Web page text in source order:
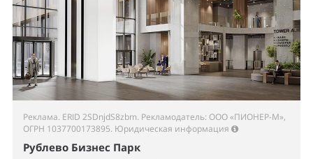
Реклама. ERID 2SDnjdS8zbm. Рекламодатель: ООО «ПИОНЕР-М»,
ОГРН 1037700173895. Юридическая информация
Рублево Бизнес Парк